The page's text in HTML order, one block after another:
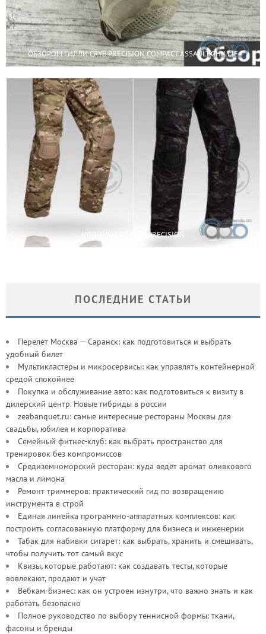
ОБЗОРОМ ГИЛЛИ CRYE PRECISION COMPACT ASSAULT GHILLIE
НОВИНКИ ОТ CRYE PRECISION
ПОСЛЕДНИЕ СТАТЬИ
Перелет Москва — Саранск: как подготовиться и выбрать
удобный билет
Мультикластеры и микросервисы: как управлять контейнерной
средой спокойнее
Покупка и обслуживание авто: как подготовиться к визиту в
дилерский центр. Новые гибриды в россии
zeabanquet.ru: самые интересные рестораны Москвы для
свадьбы, юбилея и корпоратива
Семейный фитнес-клуб: как выбрать пространство для
тренировок без компромиссов
Средиземноморский ресторан: куда ведёт аромат оливкового
масла и лимона
Ремонт триммеров: практический гид по возвращению
инструмента в строй
Единая линейка программно-аппаратных комплексов: как
построить согласованную платформу для бизнеса и инженерии
Табак для набивки сигарет: как выбрать, хранить и смешивать,
чтобы получить тот самый вкус
Квизы, которые работают: как создавать тесты, которые
вовлекают, продают и учат
Вебкам-бизнес: как он устроен изнутри, что важно знать и как
работать безопасно
Полное руководство по выбору теннисной формы: ткани,
фасоны и бренды